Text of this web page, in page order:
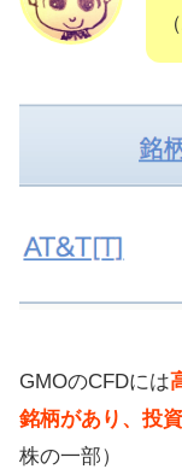
GMOのCFDには
銘柄があり、投
株の一部）